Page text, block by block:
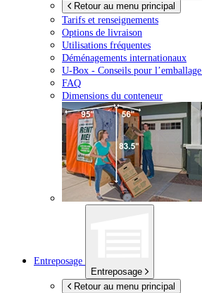
Retour au menu principal
Tarifs et renseignements
Options de livraison
Utilisations fréquentes
Déménagements internationaux
U-Box - Conseils pour
FAQ
Dimensions du conteneur
Entreposage
Entreposage
Retour au menu principal